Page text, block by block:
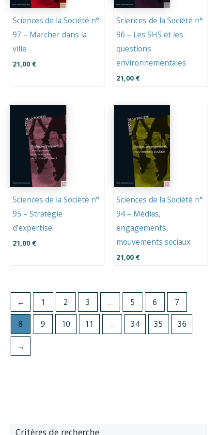
Critères de recherche
Sciences de la Société n°
97 – Marcher dans la
ville
21,00 €
Sciences de la Société n°
96 – Les SHS et les
questions
environnementales
21,00 €
Sciences de la Société n°
95 – Stratégie
d’expertise
21,00 €
Sciences de la Société n°
94 – Médias,
engagements,
mouvements sociaux
21,00 €
← 1 2 3 … 5 6 7
8 9 10 11 … 34 35 36
→